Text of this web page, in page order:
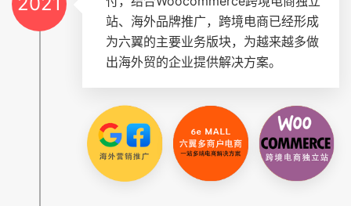
站、海外品牌推广，跨境电商已经形成
为六翼的主要业务版块，为越来越多做
出海外贸的企业提供解决方案。